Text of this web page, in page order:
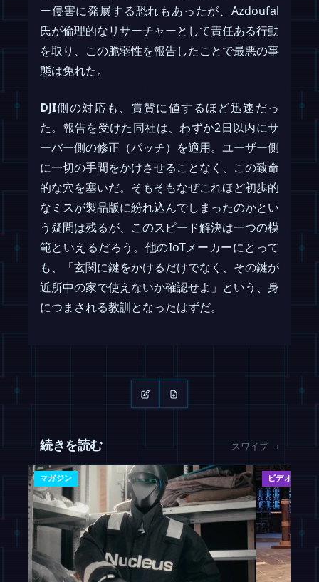
ー侵害に発展する恐れもあったが、Azdoufal
氏が倫理的なリサーチャーとして責任ある行動
を取り、この脆弱性を報告したことで最悪の事
態は免れた。
DJI側の対応も、賞賛に値するほど迅速だっ
た。報告を受けた同社は、わずか2日以内にサ
ーバー側の修正（パッチ）を適用。ユーザー側
に一切の手間をかけさせることなく、この致命
的な穴を塞いだ。そもそもなぜこれほど初歩的
なミスが製品版に紛れ込んでしまったのかとい
う疑問は残るが、このスピード解決は一つの模
範といえるだろう。他のIoTメーカーにとって
も、「玄関に鍵をかけるだけでなく、その鍵が
近所中の家で使えないか確認せよ」という、身
につまされる教訓となったはずだ。
続きを読む スワイプ →
マガジン ビデオ